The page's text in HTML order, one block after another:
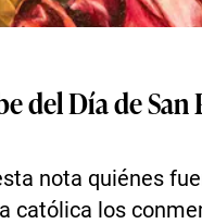
del Día de San
nota quiénes
católica los